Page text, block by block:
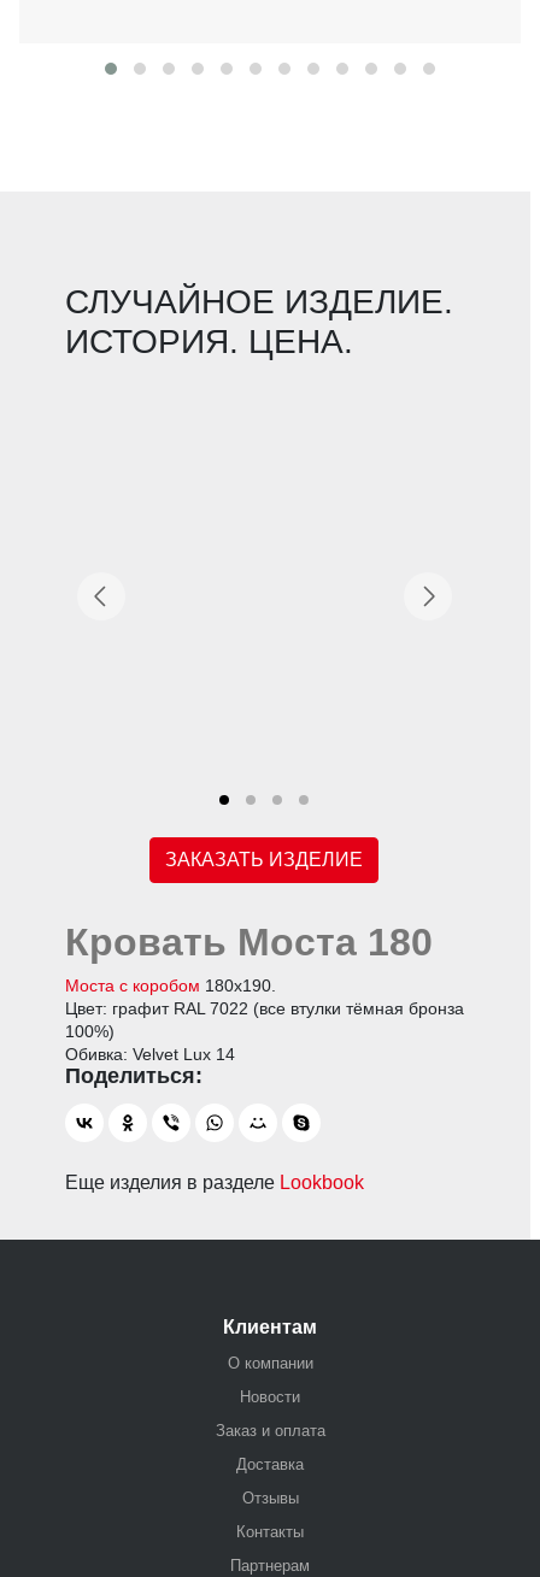
СЛУЧАЙНОЕ ИЗДЕЛИЕ.
ИСТОРИЯ. ЦЕНА.
ЗАКАЗАТЬ ИЗДЕЛИЕ
Кровать Моста 180
Моста с коробом 180х190.
Цвет: графит RAL 7022 (все втулки тёмная бронза
100%)
Обивка: Velvet Lux 14
Еще изделия в разделе Lookbook
Клиентам
О компании
Новости
Заказ и оплата
Доставка
Отзывы
Контакты
Партнерам